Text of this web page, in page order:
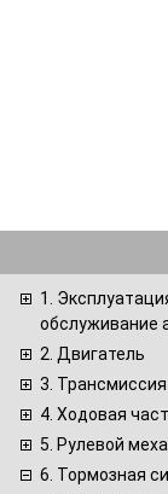
1.
обслуживание
2. Двигатель
3. Трансмиссия
4. Ходовая
5. Рулевой
6. Тормозная